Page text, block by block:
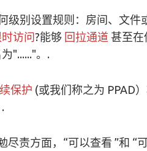
级别设置规则：房间、文件
时访问?能够 回拉通道 甚至在
"......"。.
保护 (或我们称之为 PPAD
责方面，“可以查看 ”和 “